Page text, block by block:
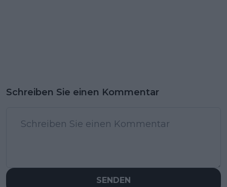
Schreiben Sie einen Kommentar
SENDEN